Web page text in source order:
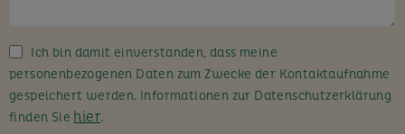
e
d
i
e
Ich bin damit einverstanden, dass meine
personenbezogenen Daten zum Zwecke der Kontaktaufnahme
gespeichert werden. Informationen zur Datenschutzerklärung
finden Sie hier.